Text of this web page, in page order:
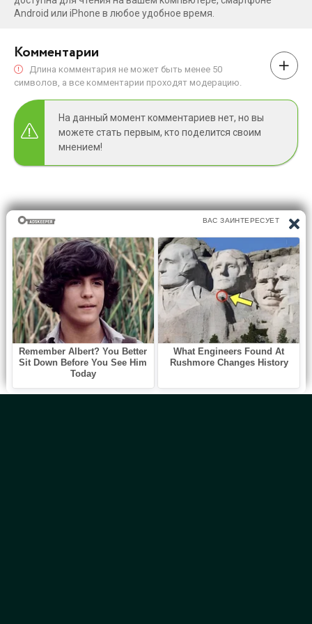
Android или iPhone в любое удобное время.
Комментарии
Длина комментария не может быть менее 50
символов, а все комментарии проходят модерацию.
На данный момент комментариев нет, но вы
можете стать первым, кто поделится своим
мнением!